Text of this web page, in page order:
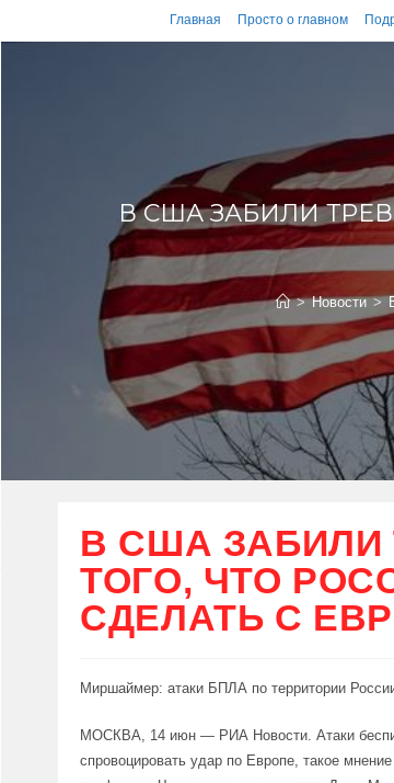
к
Главная Просто о главном
В США ЗАБИЛИ
> Новости >
В США ЗАБИЛИ
ТОГО, ЧТО
СДЕЛАТЬ С
Миршаймер: атаки БПЛА по территории
МОСКВА, 14 июн — РИА Новости. Атаки
спровоцировать удар по Европе, такое